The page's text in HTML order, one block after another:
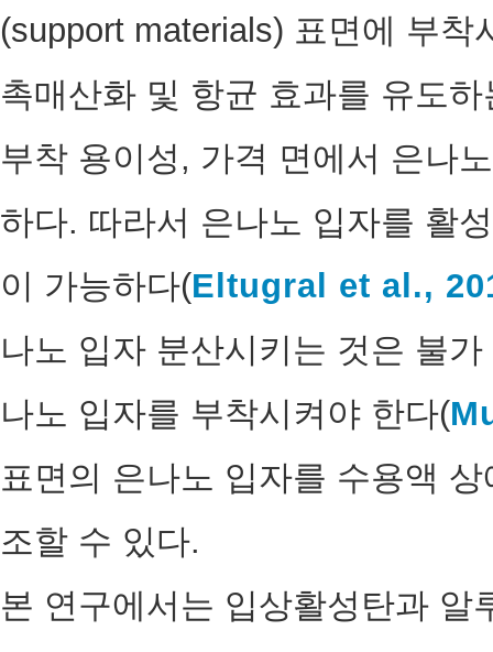
(support materials) 표면에 부
촉매산화 및 항균 효과를 유도
부착 용이성, 가격 면에서 은나
하다. 따라서 은나노 입자를 활
이 가능하다(Eltugral et al.,
나노 입자 분산시키는 것은 불
나노 입자를 부착시켜야 한다(
표면의 은나노 입자를 수용액
조할 수 있다.
본 연구에서는 입상활성탄과 알